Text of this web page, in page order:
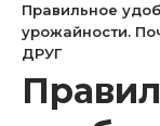
Правильное
урожайности.
ДРУГ